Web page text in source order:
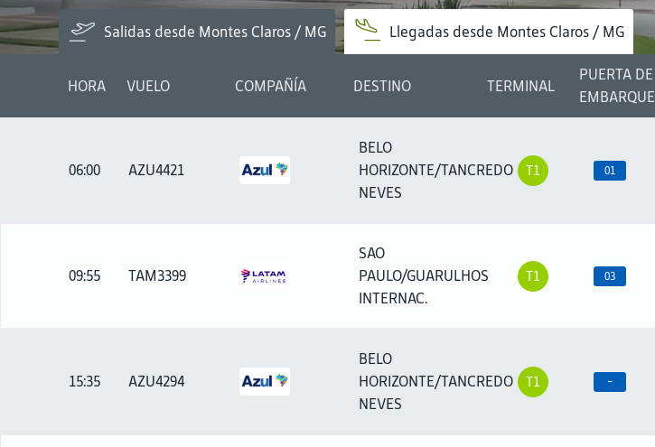
Salidas desde Montes Claros / MG Llegadas desde Montes Claros / MG
HORA VUELO COMPAÑÍA DESTINO TERMINAL
PUERTA DE
EMBARQUE
06:00 AZU4421
BELO
HORIZONTE/TANCREDO
NEVES
T1 01
09:55 TAM3399
SAO
PAULO/GUARULHOS
INTERNAC.
T1 03
15:35 AZU4294
BELO
HORIZONTE/TANCREDO
NEVES
T1 -